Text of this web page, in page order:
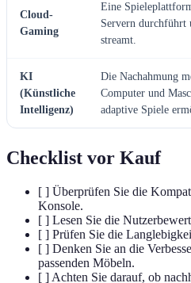
Cloud-
Gaming
Eine
Servern durchführt
streamt.
KI
(Künstliche
Intelligenz)
Die Nachahmung
Computer und
adaptive Spiele
Checklist vor Kauf
[ ] Überprüfen Sie die
Konsole.
[ ] Lesen Sie die
[ ] Prüfen Sie die
[ ] Denken Sie an die
passenden Möbeln.
[ ] Achten Sie darauf, ob